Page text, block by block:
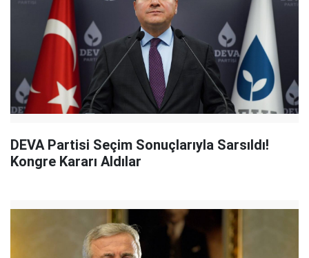
DEVA Partisi Seçim Sonuçlarıyla Sarsıldı!
Kongre Kararı Aldılar